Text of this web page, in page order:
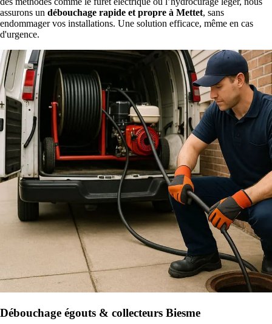
assurons un débouchage rapide et propre à Mettet, sans
endommager vos installations. Une solution efficace, même en cas
d'urgence.
Débouchage égouts & collecteurs Biesme